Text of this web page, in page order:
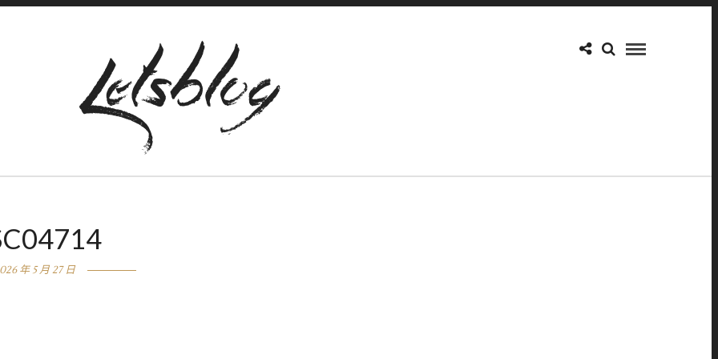
年 5 月 27 日